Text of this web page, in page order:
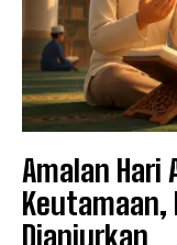
Amalan Hari
Keutamaan,
Dianjurkan